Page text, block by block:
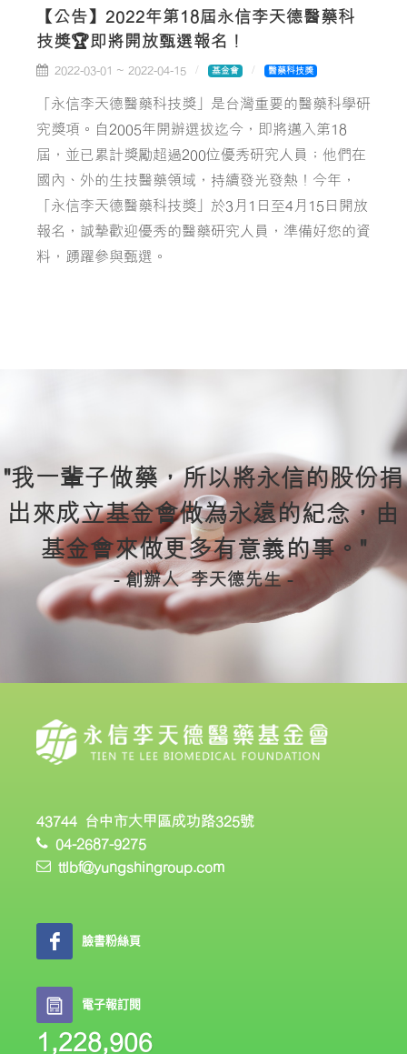
【公告】2022年第18屆永信李天德醫藥科
技獎🏆即將開放甄選報名！
2022-03-01 ~ 2022-04-15 基金會 醫藥科技獎
「永信李天德醫藥科技獎」是台灣重要的醫藥科學研
究獎項。自2005年開辦選拔迄今，即將邁入第18
屆，並已累計獎勵超過200位優秀研究人員；他們在
國內、外的生技醫藥領域，持續發光發熱！今年，
「永信李天德醫藥科技獎」於3月1日至4月15日開放
報名，誠摯歡迎優秀的醫藥研究人員，準備好您的資
料，踴躍參與甄選。
"我一輩子做藥，所以將永信的股份捐
出來成立基金會做為永遠的紀念，由
基金會來做更多有意義的事。"
- 創辦人 李天德先生 -
43744 台中市大甲區成功路325號
04-2687-9275
ttlbf@yungshingroup.com
臉書粉絲頁
電子報訂閱
1,228,906